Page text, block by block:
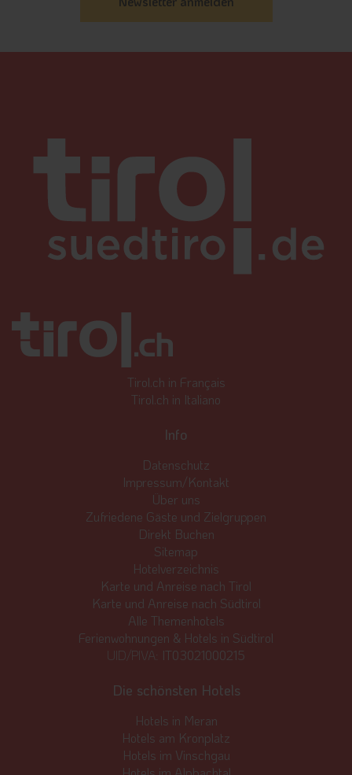
Tirol.ch in Français
Tirol.ch in Italiano
Info
Datenschutz
Impressum/Kontakt
Über uns
Zufriedene Gäste und Zielgruppen
Direkt Buchen
Sitemap
Hotelverzeichnis
Karte und Anreise nach Tirol
Karte und Anreise nach Südtirol
Alle Themenhotels
Ferienwohnungen & Hotels in Südtirol
UID/PIVA: IT03021000215
Die schönsten Hotels
Hotels in Meran
Hotels am Kronplatz
Hotels im Vinschgau